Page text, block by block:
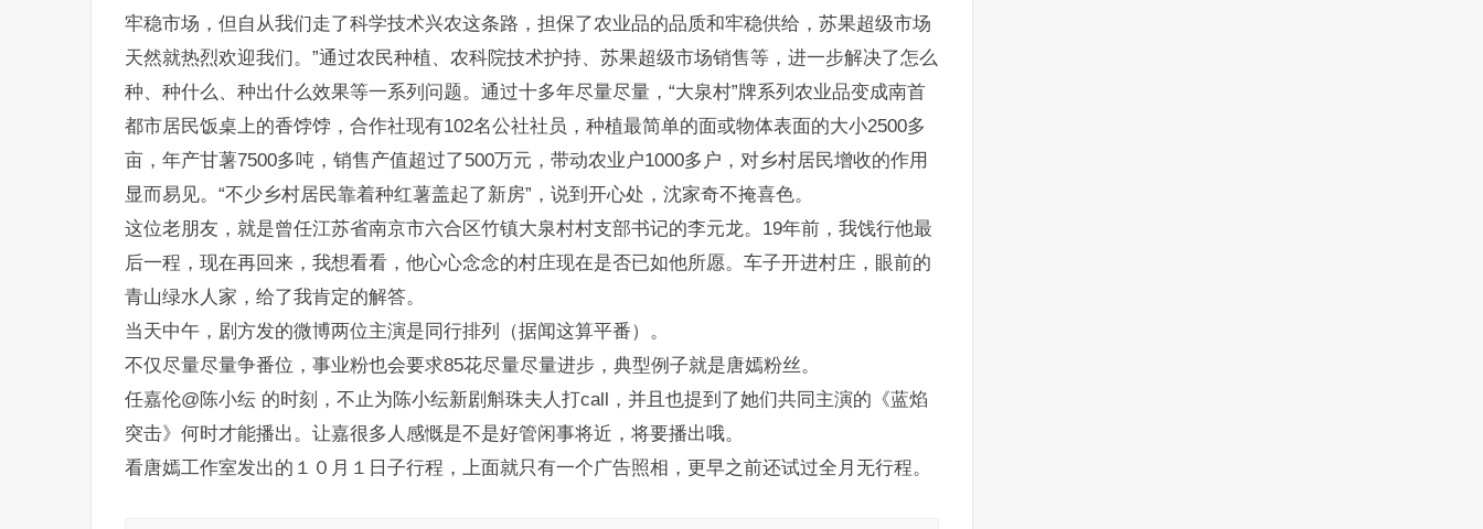
牢稳市场，但自从我们走了科学技术兴农这条路，担保了农业品的品质和牢稳供给，苏果超级市场
天然就热烈欢迎我们。”通过农民种植、农科院技术护持、苏果超级市场销售等，进一步解决了怎么
种、种什么、种出什么效果等一系列问题。通过十多年尽量尽量，“大泉村”牌系列农业品变成南首
都市居民饭桌上的香饽饽，合作社现有102名公社社员，种植最简单的面或物体表面的大小2500多
亩，年产甘薯7500多吨，销售产值超过了500万元，带动农业户1000多户，对乡村居民增收的作用
显而易见。“不少乡村居民靠着种红薯盖起了新房”，说到开心处，沈家奇不掩喜色。
这位老朋友，就是曾任江苏省南京市六合区竹镇大泉村村支部书记的李元龙。19年前，我饯行他最
后一程，现在再回来，我想看看，他心心念念的村庄现在是否已如他所愿。车子开进村庄，眼前的
青山绿水人家，给了我肯定的解答。
当天中午，剧方发的微博两位主演是同行排列（据闻这算平番）。
不仅尽量尽量争番位，事业粉也会要求85花尽量尽量进步，典型例子就是唐嫣粉丝。
任嘉伦@陈小纭 的时刻，不止为陈小纭新剧斛珠夫人打call，并且也提到了她们共同主演的《蓝焰
突击》何时才能播出。让嘉很多人感慨是不是好管闲事将近，将要播出哦。
看唐嫣工作室发出的１０月１日子行程，上面就只有一个广告照相，更早之前还试过全月无行程。